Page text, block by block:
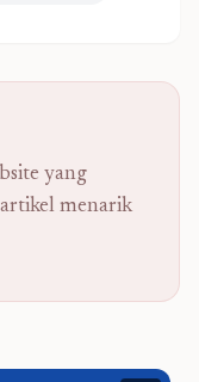
yang
menarik